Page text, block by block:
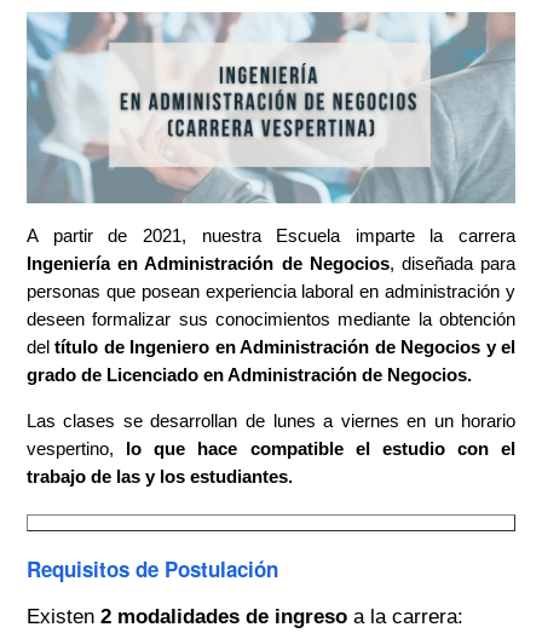
A partir de 2021, nuestra Escuela imparte la carrera
Ingeniería en Administración de Negocios, diseñada para
personas que posean experiencia laboral en administración y
deseen formalizar sus conocimientos mediante la obtención
deltítulo de Ingeniero en Administración de Negocios y el
grado de Licenciado en Administración de Negocios.
Las clases se desarrollan de lunes a viernes en un horario
vespertino, lo que hace compatible el estudio con el
trabajo de las y los estudiantes.
Requisitos de Postulación
Existen 2 modalidades de ingresoa la carrera: